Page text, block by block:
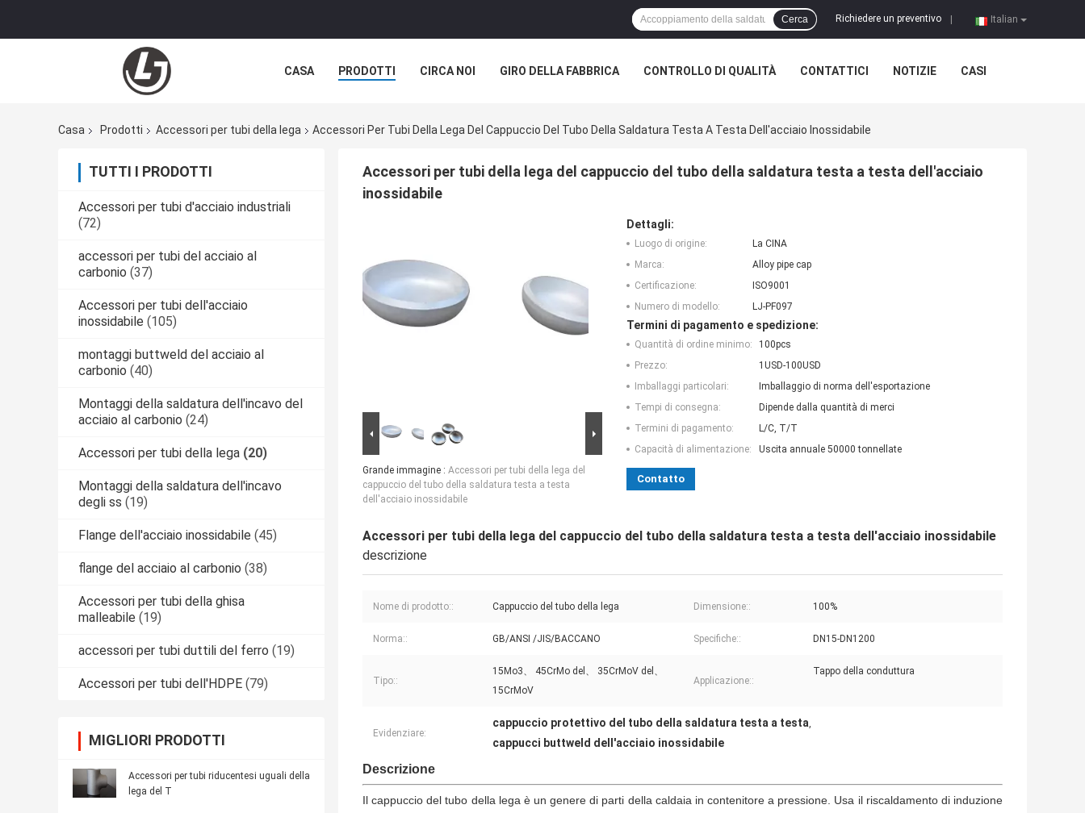
Italian
Richiedere un preventivo
Cerca
CASA PRODOTTI CIRCA NOI GIRO DELLA FABBRICA CONTROLLO DI QUALITÀ CONTATTICI NOTIZIE CASI
Casa Prodotti Accessori per tubi della lega Accessori Per Tubi Della Lega Del Cappuccio Del Tubo Della Saldatura Testa A Testa Dell'acciaio Inossidabile
TUTTI I PRODOTTI
Accessori per tubi d'acciaio industriali
(72)
accessori per tubi del acciaio al
carbonio (37)
Accessori per tubi dell'acciaio
inossidabile (105)
montaggi buttweld del acciaio al
carbonio (40)
Montaggi della saldatura dell'incavo del
acciaio al carbonio (24)
Accessori per tubi della lega (20)
Montaggi della saldatura dell'incavo
degli ss (19)
Flange dell'acciaio inossidabile (45)
flange del acciaio al carbonio (38)
Accessori per tubi della ghisa
malleabile (19)
accessori per tubi duttili del ferro (19)
Accessori per tubi dell'HDPE (79)
MIGLIORI PRODOTTI
Accessori per tubi riducentesi uguali della
lega del T
Accessori per tubi della lega del cappuccio del tubo della saldatura testa a testa dell'acciaio
inossidabile
Grande immagine : Accessori per tubi della lega del
cappuccio del tubo della saldatura testa a testa
dell'acciaio inossidabile
Dettagli:
Luogo di origine:
La CINA
Marca:
Alloy pipe cap
Certificazione:
ISO9001
Numero di modello:
LJ-PF097
Termini di pagamento e spedizione:
Quantità di ordine minimo:
100pcs
Prezzo:
1USD-100USD
Imballaggi particolari:
Imballaggio di norma dell'esportazione
Tempi di consegna:
Dipende dalla quantità di merci
Termini di pagamento:
L/C, T/T
Capacità di alimentazione:
Uscita annuale 50000 tonnellate
Contatto
Accessori per tubi della lega del cappuccio del tubo della saldatura testa a testa dell'acciaio inossidabile
descrizione
Nome di prodotto:: Cappuccio del tubo della lega Dimensione:: 100%
Norma:: GB/ANSI /JIS/BACCANO Specifiche:: DN15-DN1200
Tipo::
15Mo3、 45CrMo del、 35CrMoV del、
15CrMoV
Applicazione::
Tappo della conduttura
Evidenziare:
cappuccio protettivo del tubo della saldatura testa a testa,
cappucci buttweld dell'acciaio inossidabile
Descrizione
Il cappuccio del tubo della lega è un genere di parti della caldaia in contenitore a pressione. Usa il riscaldamento di induzione